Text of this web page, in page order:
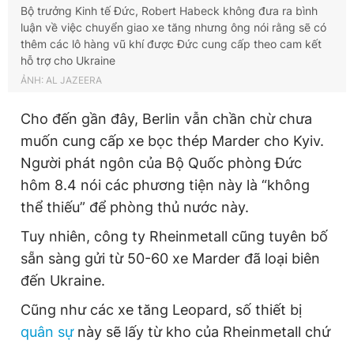
Bộ trưởng Kinh tế Đức, Robert Habeck không đưa ra bình
luận về việc chuyển giao xe tăng nhưng ông nói rằng sẽ có
thêm các lô hàng vũ khí được Đức cung cấp theo cam kết
hỗ trợ cho Ukraine
ẢNH: AL JAZEERA
Cho đến gần đây, Berlin vẫn chần chừ chưa
muốn cung cấp xe bọc thép Marder cho Kyiv.
Người phát ngôn của Bộ Quốc phòng Đức
hôm 8.4 nói các phương tiện này là “không
thể thiếu” để phòng thủ nước này.
Tuy nhiên, công ty Rheinmetall cũng tuyên bố
sẵn sàng gửi từ 50-60 xe Marder đã loại biên
đến Ukraine.
Cũng như các xe tăng Leopard, số thiết bị
quân sựnày sẽ lấy từ kho của Rheinmetall chứ